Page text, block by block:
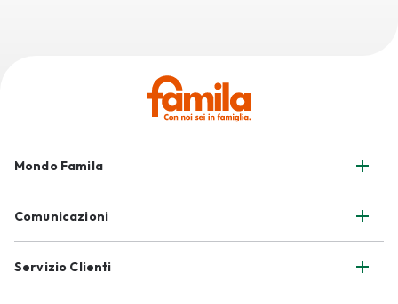
Mondo Famila
Comunicazioni
Servizio Clienti